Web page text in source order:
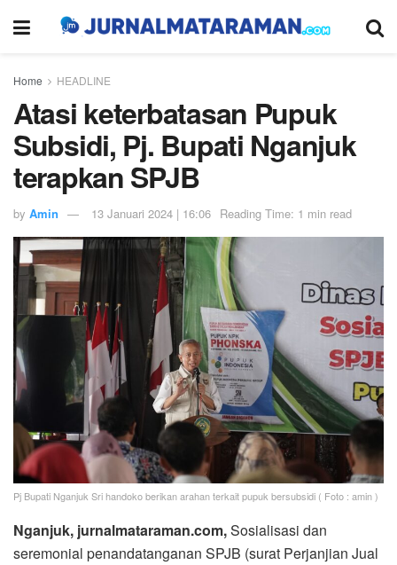
Home HEADLINE
Atasi keterbatasan Pupuk
Subsidi, Pj. Bupati Nganjuk
terapkan SPJB
by Amin 13 Januari 2024 | 16:06 Reading Time: 1 min read
Pj Bupati Nganjuk Sri handoko berikan arahan terkait pupuk bersubsidi ( Foto : amin )
Nganjuk, jurnalmataraman.com,Sosialisasi dan
seremonial penandatanganan SPJB (surat Perjanjian Jual